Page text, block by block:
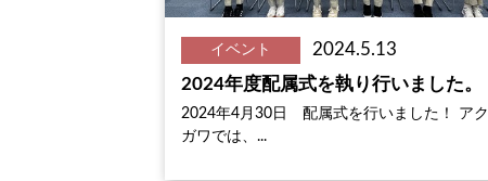
イベント
2024.5.13
2024年度配属式を執り行いました。
2024年4月30日 配属式を行いました！ ア
ガワでは、...